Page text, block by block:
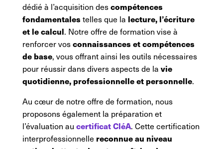
dédié à l’acquisition descompétences
fondamentales telles que la lecture, l’écriture
et le calcul. Notre offre de formation vise à
renforcer vosconnaissances et compétences
de base, vous offrant ainsi les outils nécessaires
pour réussir dans divers aspects de la vie
quotidienne, professionnelle et personnelle.
Au cœur de notre offre de formation, nous
proposons également la préparation et
l’évaluation au certificat CléA. Cette certification
interprofessionnelle reconnue au niveau